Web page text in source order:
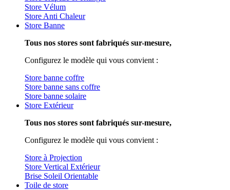
Store Vélum
Store Anti Chaleur
Store Banne
Tous nos stores sont fabriqués sur-mesure,
Configurez le modèle qui vous convient :
Store banne coffre
Store banne sans coffre
Store banne solaire
Store Extérieur
Tous nos stores sont fabriqués sur-mesure,
Configurez le modèle qui vous convient :
Store à Projection
Store Vertical Extérieur
Brise Soleil Orientable
Toile de store